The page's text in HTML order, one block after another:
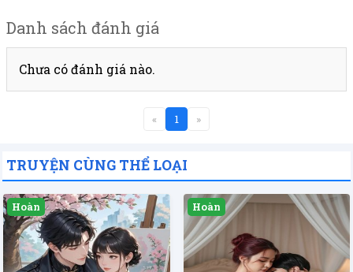
Danh sách đánh giá
Chưa có đánh giá nào.
« 1 »
TRUYỆN CÙNG THỂ LOẠI